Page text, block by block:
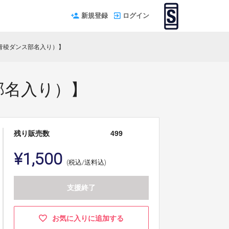
新規登録 ログイン
ダンス部名入り）】
入り）】
残り販売数 499
¥1,500 (税込/送料込)
支援終了
お気に入りに追加する